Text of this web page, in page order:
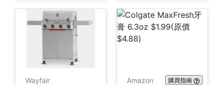
Wayfair Amazon 購買指南